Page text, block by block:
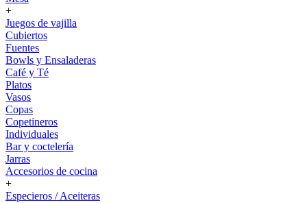
+
Juegos de vajilla
Cubiertos
Fuentes
Bowls y Ensaladeras
Café y Té
Platos
Vasos
Copas
Copetineros
Individuales
Bar y coctelería
Jarras
Accesorios de cocina
+
Especieros / Aceiteras